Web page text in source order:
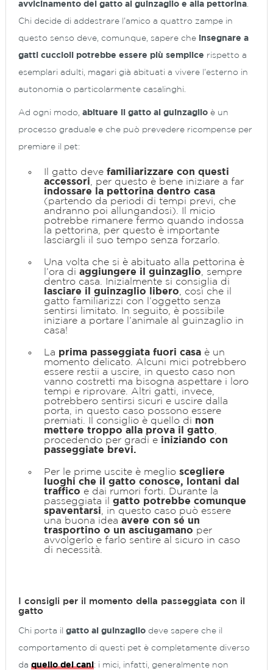
avvicinamento del gatto al guinzaglio e alla pettorina
Chi decide di addestrare l’amico a quattro zampe in
questo senso deve, comunque, sapere che insegnare a
gatti cuccioli potrebbe essere più semplice rispetto a
esemplari adulti, magari già abituati a vivere l’esterno in
autonomia o particolarmente casalinghi.
Ad ogni modo, abituare il gatto al guinzaglio è un
processo graduale e che può prevedere ricompense per
premiare il pet:
Il gatto deve familiarizzare con questi
accessori , per questo è bene iniziare a far
indossare la pettorina dentro casa
(partendo da periodi di tempi previ, che
andranno poi allungandosi). Il micio
potrebbe rimanere fermo quando indossa
la pettorina, per questo è importante
lasciargli il suo tempo senza forzarlo.
Una volta che si è abituato alla pettorina è
l’ora di aggiungere il guinzaglio , sempre
dentro casa. Inizialmente si consiglia di
lasciare il guinzaglio libero , così che il
gatto familiarizzi con l’oggetto senza
sentirsi limitato. In seguito, è possibile
iniziare a portare l’animale al guinzaglio in
casa!
La prima passeggiata fuori casa è un
momento delicato. Alcuni mici potrebbero
essere restii a uscire, in questo caso non
vanno costretti ma bisogna aspettare i loro
tempi e riprovare. Altri gatti, invece,
potrebbero sentirsi sicuri e uscire dalla
porta, in questo caso possono essere
premiati. Il consiglio è quello di non
mettere troppo alla prova il gatto
procedendo per gradi e iniziando con
passeggiate brevi.
Per le prime uscite è meglio scegliere
luoghi che il gatto conosce, lontani dal
traffico e dai rumori forti. Durante la
passeggiata il gatto potrebbe comunque
spaventarsi , in questo caso può essere
una buona idea avere con sé un
trasportino o un asciugamano per
avvolgerlo e farlo sentire al sicuro in caso
di necessità.
I consigli per il momento della passeggiata con il
gatto
Chi porta il gatto al guinzaglio deve sapere che il
comportamento di questi pet è completamente diverso
da quello dei cani: i mici, infatti, generalmente non